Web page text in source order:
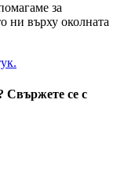
за
ни върху околната
Свържете се с